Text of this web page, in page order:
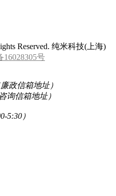
Reserved. 纯米科技(上海)
16028305号
廉政信箱地址）
询信箱地址）
5:30）